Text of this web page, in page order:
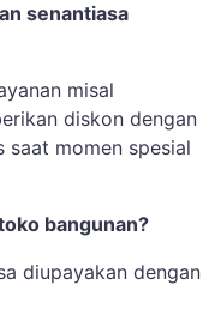
senantiasa
misal
diskon dengan
momen spesial
bangunan?
diupayakan dengan